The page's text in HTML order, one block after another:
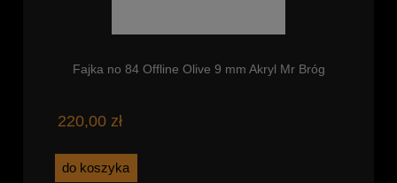
Fajka no 84 Offline Olive 9 mm Akryl Mr Bróg
220,00 zł
do koszyka